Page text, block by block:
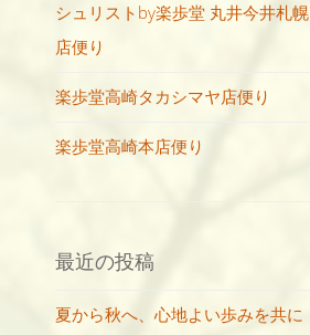
シュリストby楽歩堂 丸井今井札幌
店便り
楽歩堂高崎タカシマヤ店便り
楽歩堂高崎本店便り
最近の投稿
夏から秋へ、心地よい歩みを共に